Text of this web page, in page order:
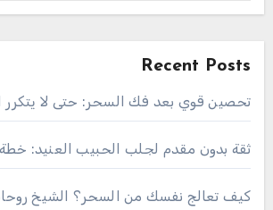
Recent Posts
تحصين قوي بعد فك السحر: حتى لا يتكرر
ثقة بدون مقدم لجلب الحبيب العنيد:
كيف تعالج نفسك من السحر؟ الشيخ